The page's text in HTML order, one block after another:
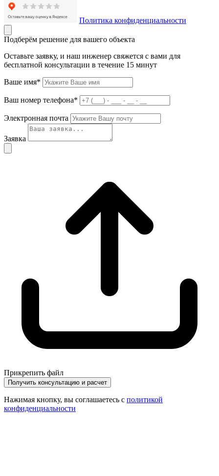
Политика конфиденциальности
Подберём решение для вашего объекта
Оставьте заявку, и наш инженер свяжется с вами для
бесплатной консультации в течение 15 минут
Ваше имя*
Ваш номер телефона*
Электронная почта
Заявка
Прикрепить файл
Получить консультацию и расчет
Нажимая кнопку, вы соглашаетесь с политикой
конфиденциальности